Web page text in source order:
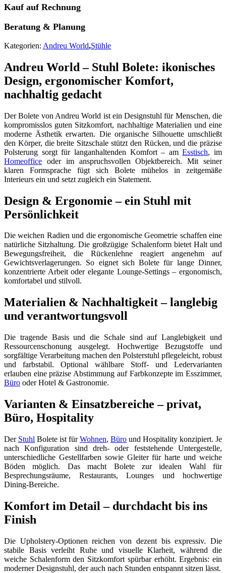
Kauf auf Rechnung
Beratung & Planung
Kategorien: Andreu World,Stühle
Andreu World – Stuhl Bolete: ikonisches
Design, ergonomischer Komfort,
nachhaltig gedacht
Der Bolete von Andreu World ist ein Designstuhl für Menschen, die
kompromisslos guten Sitzkomfort, nachhaltige Materialien und eine
moderne Ästhetik erwarten. Die organische Silhouette umschließt
den Körper, die breite Sitzschale stützt den Rücken, und die präzise
Polsterung sorgt für langanhaltenden Komfort – amEsstisch, im
Homeoffice oder im anspruchsvollen Objektbereich. Mit seiner
klaren Formsprache fügt sich Bolete mühelos in zeitgemäße
Interieurs ein und setzt zugleich ein Statement.
Design & Ergonomie – ein Stuhl mit
Persönlichkeit
Die weichen Radien und die ergonomische Geometrie schaffen eine
natürliche Sitzhaltung. Die großzügige Schalenform bietet Halt und
Bewegungsfreiheit, die Rückenlehne reagiert angenehm auf
Gewichtsverlagerungen. So eignet sich Bolete für lange Dinner,
konzentrierte Arbeit oder elegante Lounge-Settings – ergonomisch,
komfortabel und stilvoll.
Materialien & Nachhaltigkeit – langlebig
und verantwortungsvoll
Die tragende Basis und die Schale sind auf Langlebigkeit und
Ressourcenschonung ausgelegt. Hochwertige Bezugstoffe und
sorgfältige Verarbeitung machen den Polsterstuhl pflegeleicht, robust
und farbstabil. Optional wählbare Stoff- und Ledervarianten
erlauben eine präzise Abstimmung auf Farbkonzepte im Esszimmer,
Büro oder Hotel & Gastronomie.
Varianten & Einsatzbereiche – privat,
Büro, Hospitality
Der Stuhl Bolete ist fürWohnen, Büro und Hospitality konzipiert. Je
nach Konfiguration sind dreh- oder feststehende Untergestelle,
unterschiedliche Gestellfarben sowie Gleiter für harte und weiche
Böden möglich. Das macht Bolete zur idealen Wahl für
Besprechungsräume, Restaurants, Lounges und hochwertige
Dining-Bereiche.
Komfort im Detail – durchdacht bis ins
Finish
Die Upholstery-Optionen reichen von dezent bis expressiv. Die
stabile Basis verleiht Ruhe und visuelle Klarheit, während die
weiche Schalenform den Sitzkomfort spürbar erhöht. Ergebnis: ein
moderner Designstuhl, der auch nach Stunden entspannt sitzen lässt.